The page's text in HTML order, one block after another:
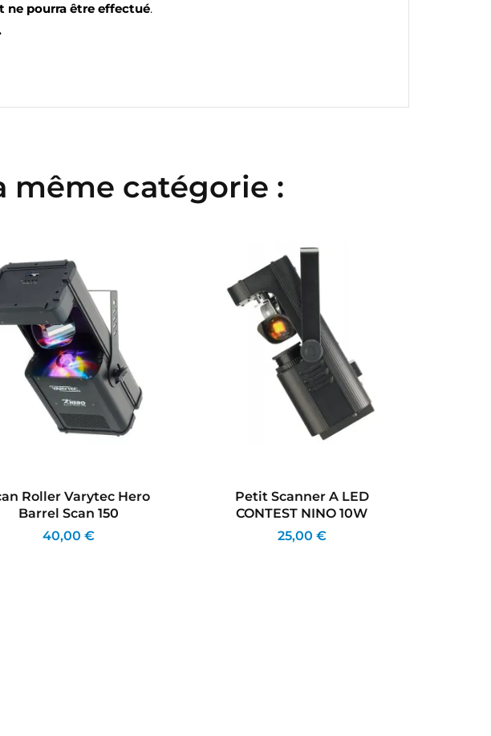
ne pourra être effectué.
même catégorie :
Roller Varytec Hero
Barrel Scan 150
40,00 €
Petit Scanner A LED
CONTEST NINO 10W
25,00 €